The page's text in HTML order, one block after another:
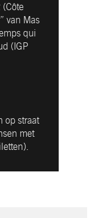
van Mas
qui
(IGP
op straat
met